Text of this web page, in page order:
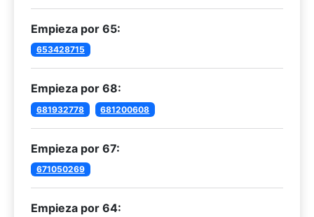
Empieza por 65:
653428715
Empieza por 68:
681932778 681200608
Empieza por 67:
671050269
Empieza por 64: